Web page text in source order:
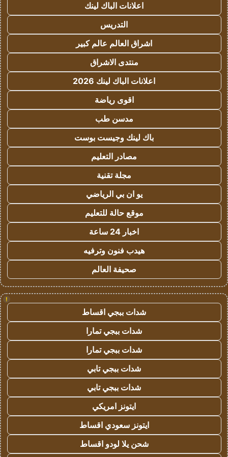
اعلانات الباك لينك
التدريس
اشراق العالم عالم كبير
منتدى الاشراق
اعلانات الباك لينك 2026
اقوى رياضة
مدسن طب
باك لينك وجيست بوست
مصادر التعليم
مجلة تقنية
يو ان بي الرياضي
موقع حالة للتعليم
اخبار 24 ساعة
هيدب فنون وترفيه
صحيفة العالم
!
شدات ببجي اقساط
شدات ببجي تمارا
شدات ببجي تمارا
شدات ببجي تابي
شدات ببجي تابي
ايتونز امريكي
ايتونز سعودي اقساط
شحن يلا لودو اقساط